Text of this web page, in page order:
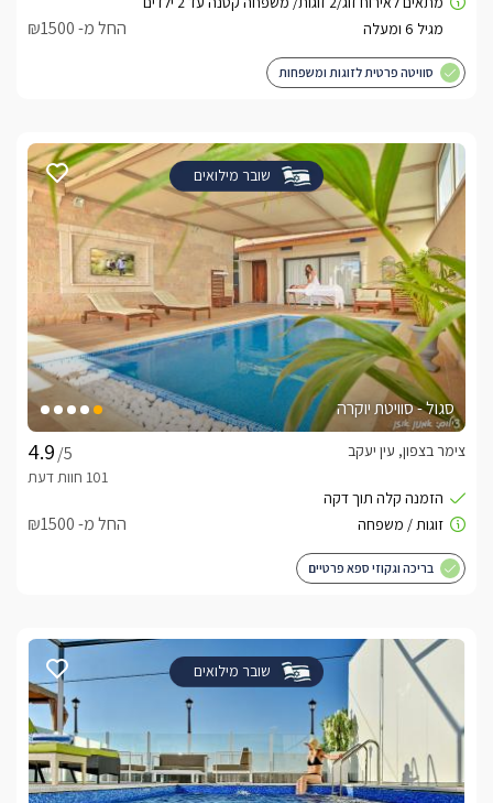
החל מ- ₪1500
סוויטה פרטית לזוגות ומשפחות
שובר מילואים
סגול - סוויטת יוקרה
/5
צימר בצפון, עין יעקב
החל מ- ₪1500
בריכה וגקוזי ספא פרטיים
שובר מילואים